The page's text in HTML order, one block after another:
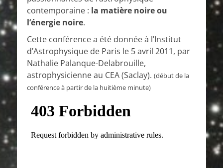
contemporaine : la matière noire ou
l’énergie noire.
Cette conférence a été donnée à l’Institut
d’Astrophysique de Paris le 5 avril 2011, par
Nathalie Palanque-Delabrouille,
astrophysicienne au CEA (Saclay). (début de la
conférence à partir de la huitième minute)